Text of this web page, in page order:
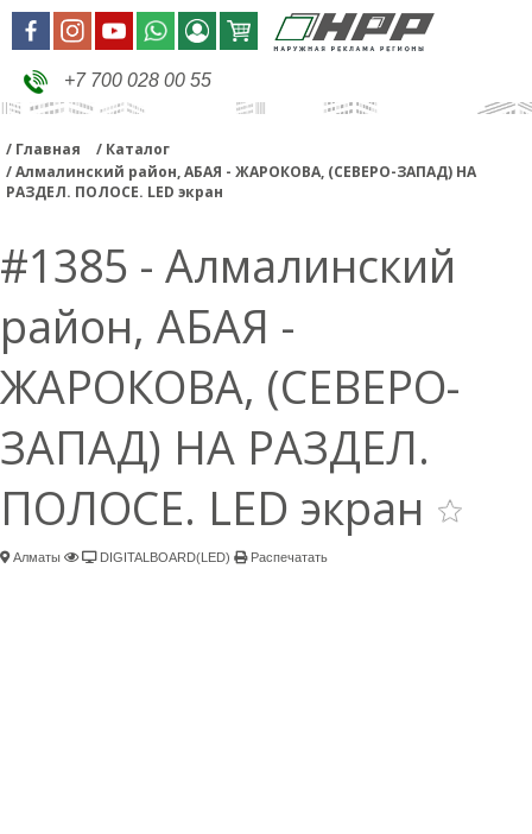
+7 700 028 00 55
Главная
Каталог
Алмалинский район, АБАЯ - ЖАРОКОВА, (СЕВЕРО-ЗАПАД) НА
РАЗДЕЛ. ПОЛОСЕ. LED экран
#1385 - Алмалинский
район, АБАЯ -
ЖАРОКОВА, (СЕВЕРО-
ЗАПАД) НА РАЗДЕЛ.
ПОЛОСЕ. LED экран
Алматы DIGITALBOARD(LED) Распечатать